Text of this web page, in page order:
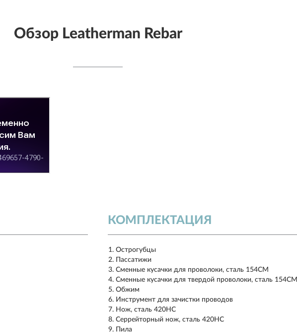
Обзор Leatherman Rebar
КОМПЛЕКТАЦИЯ
Острогубцы
Пассатижи
Сменные кусачки для проволоки, сталь 154CM
Сменные кусачки для твердой проволоки, сталь 154CM
Обжим
Инструмент для зачистки проводов
Нож, сталь 420HC
Серрейторный нож, сталь 420HC
Пила